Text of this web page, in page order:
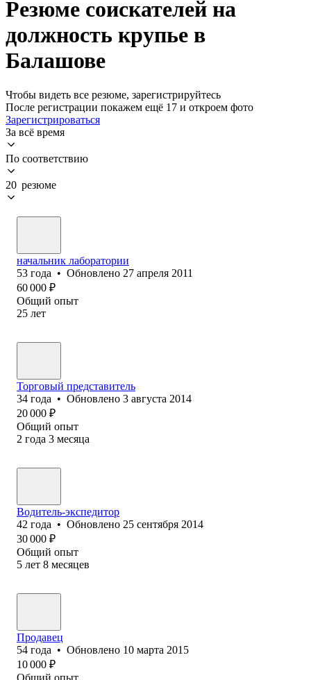
Резюме соискателей на
должность крупье в
Балашове
Чтобы видеть все резюме, зарегистрируйтесь
После регистрации покажем ещё 17 и откроем фото
Зарегистрироваться
За всё время
По соответствию
20 резюме
начальник лаборатории
53 года • Обновлено 27 апреля 2011
60 000 ₽
Общий опыт
25 лет
Торговый представитель
34 года • Обновлено 3 августа 2014
20 000 ₽
Общий опыт
2 года 3 месяца
Водитель-экспедитор
42 года • Обновлено 25 сентября 2014
30 000 ₽
Общий опыт
5 лет 8 месяцев
Продавец
54 года • Обновлено 10 марта 2015
10 000 ₽
Общий опыт